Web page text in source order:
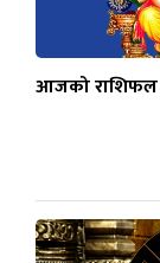
आजको राशिफल